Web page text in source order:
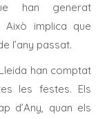
han generat
Això implica que
l’any passat.
han comptat
les festes. Els
d’Any, quan els